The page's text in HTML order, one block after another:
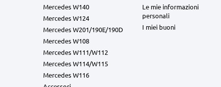
Mercedes W140
Mercedes W124
Mercedes W201/190E/190D
Mercedes W108
Mercedes W111/W112
Mercedes W114/W115
Mercedes W116
Le mie informazioni
personali
I miei buoni